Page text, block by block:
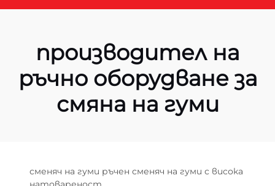
производител на
ръчно оборудване за
смяна на гуми
сменяч на гуми ръчен сменяч на гуми с висока